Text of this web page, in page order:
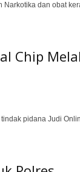
Narkotika dan obat
Chip
pidana Judi